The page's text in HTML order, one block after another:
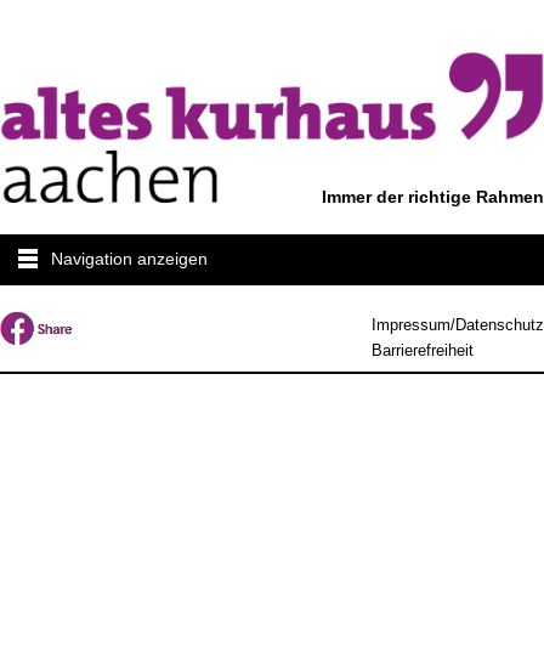
Immer der richtige Rahmen
Navigation anzeigen
Impressum/Datenschutz
Barrierefreiheit